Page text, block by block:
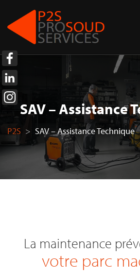
SAV – Assistance
P2S > SAV – Assistance Technique
La maintenance
votre parc